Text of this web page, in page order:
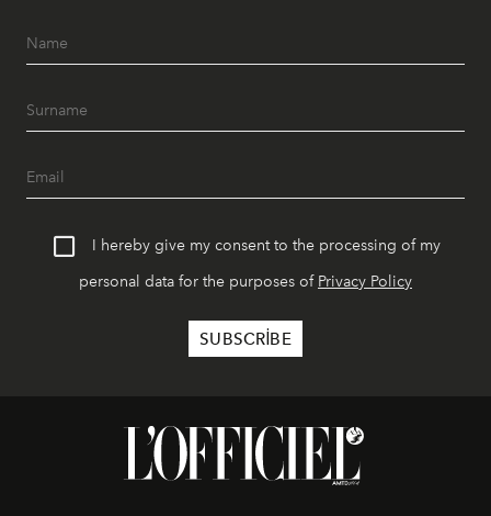
I hereby give my consent to the processing of my
personal data for the purposes of Privacy Policy